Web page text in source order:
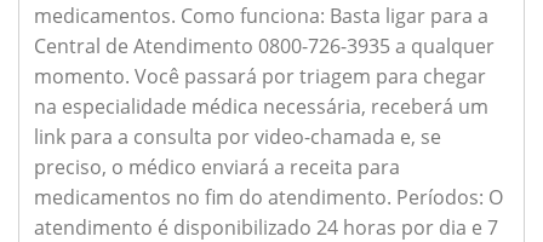
medicamentos. Como funciona: Basta ligar para a
Central de Atendimento 0800-726-3935 a qualquer
momento. Você passará por triagem para chegar
na especialidade médica necessária, receberá um
link para a consulta por video-chamada e, se
preciso, o médico enviará a receita para
medicamentos no fim do atendimento. Períodos: O
atendimento é disponibilizado 24 horas por dia e 7